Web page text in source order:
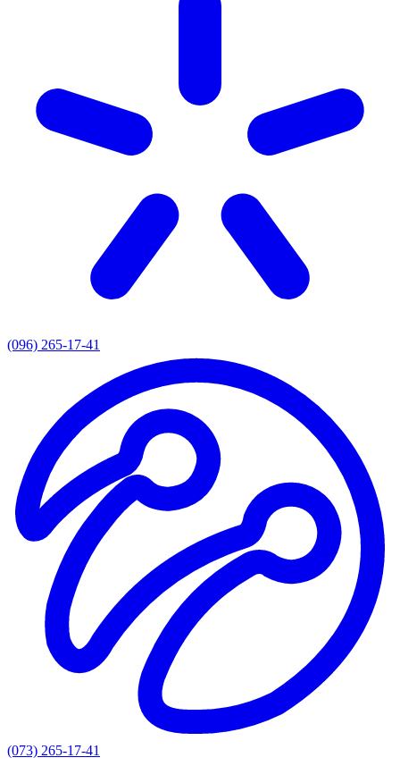
(096) 265-17-41
(073) 265-17-41